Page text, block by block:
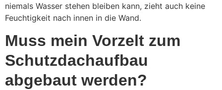
niemals Wasser stehen bleiben kann, zieht auch keine
Feuchtigkeit nach innen in die Wand.
Muss mein Vorzelt zum
Schutzdachaufbau
abgebaut werden?